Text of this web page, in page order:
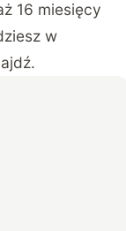
16 miesięcy
w